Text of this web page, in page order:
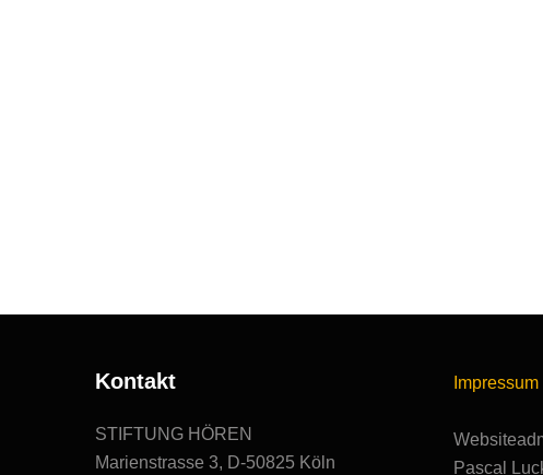
Kontakt
STIFTUNG HÖREN
Marienstrasse 3, D-50825 Köln
Impressum
Pascal